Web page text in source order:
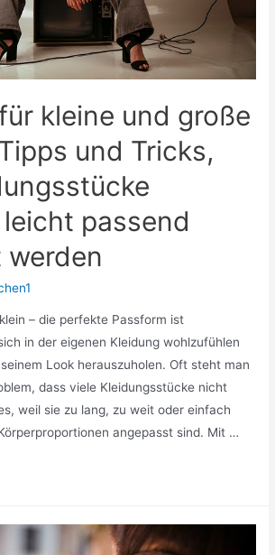
kleine und große
und Tricks,
passend
– die perfekte Passform ist
in der eigenen Kleidung wohlzufühlen
Look herauszuholen. Oft steht man
dass viele Kleidungsstücke nicht
weil sie zu lang, zu weit oder einfach
angepasst sind. Mit …